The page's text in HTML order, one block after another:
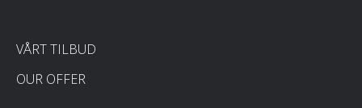
VÅRT TILBUD
OUR OFFER